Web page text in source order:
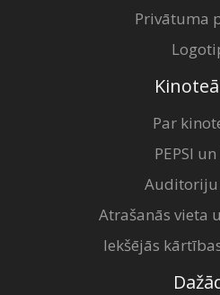
Privātuma
Par
PEPSI
Atrašanās vieta
Iekšējās